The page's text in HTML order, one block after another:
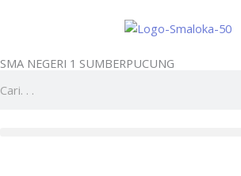
SMA NEGERI 1 SUMBERPUCUNG